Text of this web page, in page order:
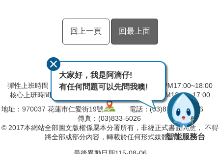
回上一頁 回最上面
彈性上班時間：AM8:00~09:00 彈性下班時間：PM17:00~18:00
核心上班時間：星期一 ~ 星期五 AM09:00~12:30 PM13:30~17:00
地址： 970037 花蓮市仁愛街19號
電話：(03)832-5103～6
傳真：(03)833-5026
© 2017本網站全部圖文版權係屬本分署所有，非經正式書面同意， 不得
將全部或部分內容，轉載於任何形式媒體。
大家好，我是阿滴仔!
有任何問題可以先問我噢!
智能服務台